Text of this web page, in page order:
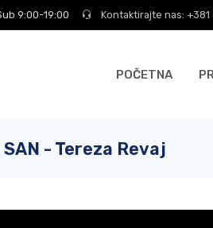
9:00-19:00 Kontaktirajte nas:
POČETNA
SAN - Tereza Revaj